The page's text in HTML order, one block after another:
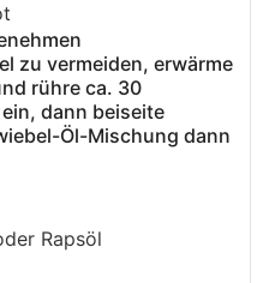
zu vermeiden, erwärme
rühre ca. 30
dann beiseite
Öl-Mischung dann
Rapsöl